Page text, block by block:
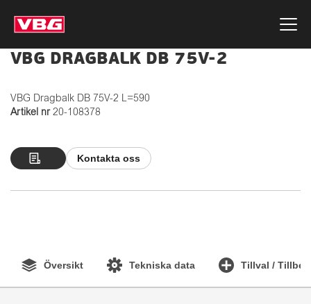
VBG DRAGBALK DB 75V-2
VBG Dragbalk DB 75V-2 L=590
Artikel nr 20-108378
Kontakta oss
Översikt Tekniska data Tillval /